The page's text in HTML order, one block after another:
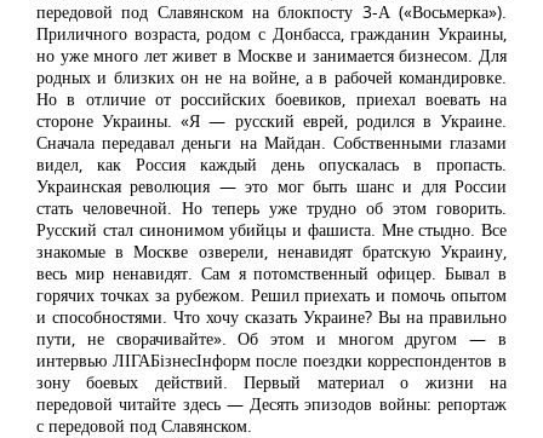
передовой под Славянском на блокпосту 3-А («Восьмерка»).
Приличного возраста, родом с Донбасса, гражданин Украины,
но уже много лет живет в Москве и занимается бизнесом. Для
родных и близких он не на войне, а в рабочей командировке.
Но в отличие от российских боевиков, приехал воевать на
стороне Украины. «Я — русский еврей, родился в Украине.
Сначала передавал деньги на Майдан. Собственными глазами
видел, как Россия каждый день опускалась в пропасть.
Украинская революция — это мог быть шанс и для России
стать человечной. Но теперь уже трудно об этом говорить.
Русский стал синонимом убийцы и фашиста. Мне стыдно. Все
знакомые в Москве озверели, ненавидят братскую Украину,
весь мир ненавидят. Сам я потомственный офицер. Бывал в
горячих точках за рубежом. Решил приехать и помочь опытом
и способностями. Что хочу сказать Украине? Вы на правильно
пути, не сворачивайте». Об этом и многом другом — в
интервью ЛІГАБізнесІнформ после поездки корреспондентов в
зону боевых действий. Первый материал о жизни на
передовой читайте здесь — Десять эпизодов войны: репортаж
с передовой под Славянском.